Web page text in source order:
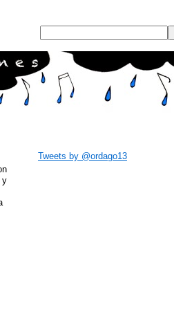
y
Tweets by @ordago13